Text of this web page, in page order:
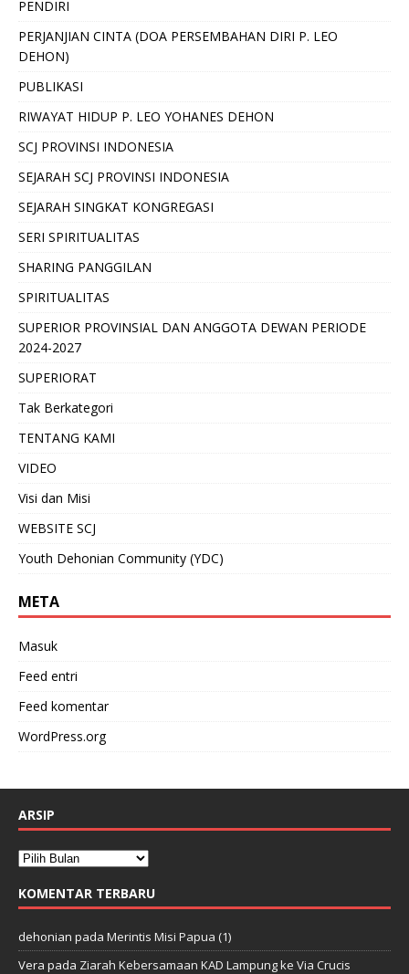
PENDIRI
PERJANJIAN CINTA (DOA PERSEMBAHAN DIRI P. LEO
DEHON)
PUBLIKASI
RIWAYAT HIDUP P. LEO YOHANES DEHON
SCJ PROVINSI INDONESIA
SEJARAH SCJ PROVINSI INDONESIA
SEJARAH SINGKAT KONGREGASI
SERI SPIRITUALITAS
SHARING PANGGILAN
SPIRITUALITAS
SUPERIOR PROVINSIAL DAN ANGGOTA DEWAN PERIODE
2024-2027
SUPERIORAT
Tak Berkategori
TENTANG KAMI
VIDEO
Visi dan Misi
WEBSITE SCJ
Youth Dehonian Community (YDC)
META
Masuk
Feed entri
Feed komentar
WordPress.org
ARSIP
KOMENTAR TERBARU
dehonian pada Merintis Misi Papua (1)
Vera pada Ziarah Kebersamaan KAD Lampung ke Via Crucis